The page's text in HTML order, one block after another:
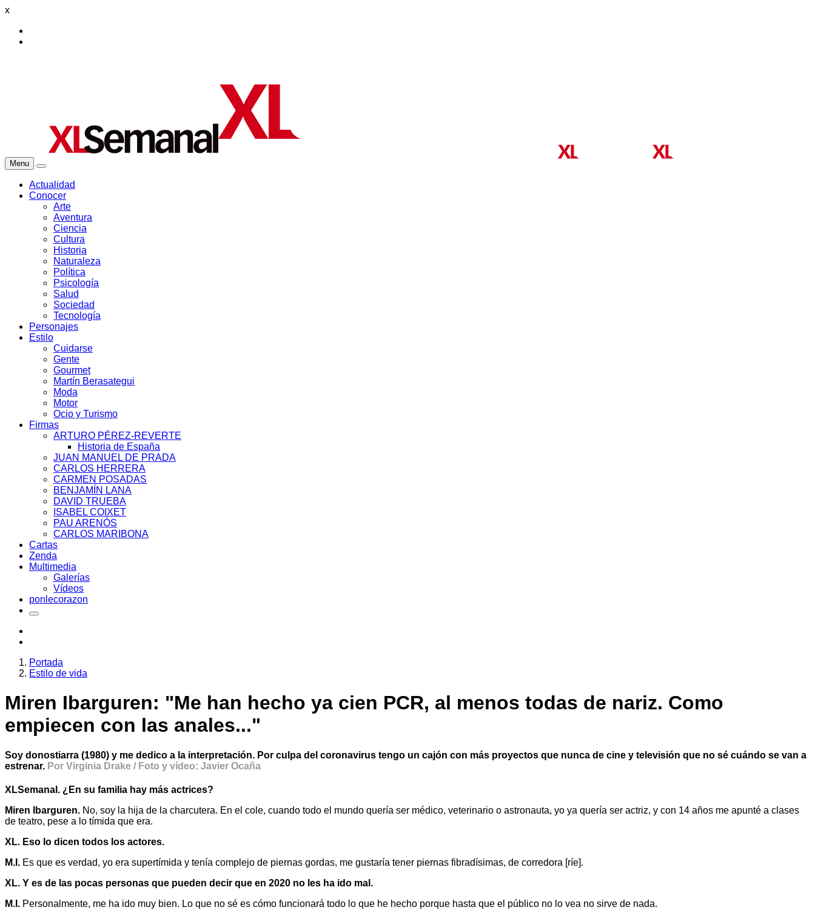
x
Menu
Actualidad
Conocer
Arte
Aventura
Ciencia
Cultura
Historia
Naturaleza
Política
Psicología
Salud
Sociedad
Tecnología
Personajes
Estilo
Cuidarse
Gente
Gourmet
Martín Berasategui
Moda
Motor
Ocio y Turismo
Firmas
ARTURO PÉREZ-REVERTE
Historia de España
JUAN MANUEL DE PRADA
CARLOS HERRERA
CARMEN POSADAS
BENJAMÍN LANA
DAVID TRUEBA
ISABEL COIXET
PAU ARENÓS
CARLOS MARIBONA
Cartas
Zenda
Multimedia
Galerías
Vídeos
ponlecorazon
Portada
Estilo de vida
Miren Ibarguren: "Me han hecho ya cien PCR, al menos todas de nariz. Como
empiecen con las anales..."
Soy donostiarra (1980) y me dedico a la interpretación. Por culpa del coronavirus tengo un cajón con más proyectos que nunca de cine y televisión que no sé cuándo se van a
estrenar. Por Virginia Drake / Foto y vídeo: Javier Ocaña
XLSemanal. ¿En su familia hay más actrices?
Miren Ibarguren. No, soy la hija de la charcutera. En el cole, cuando todo el mundo quería ser médico, veterinario o astronauta, yo ya quería ser actriz, y con 14 años me apunté a clases
de teatro, pese a lo tímida que era.
XL. Eso lo dicen todos los actores.
M.I. Es que es verdad, yo era supertímida y tenía complejo de piernas gordas, me gustaría tener piernas fibradísimas, de corredora [ríe].
XL. Y es de las pocas personas que pueden decir que en 2020 no les ha ido mal.
M.I. Personalmente, me ha ido muy bien. Lo que no sé es cómo funcionará todo lo que he hecho porque hasta que el público no lo vea no sirve de nada.